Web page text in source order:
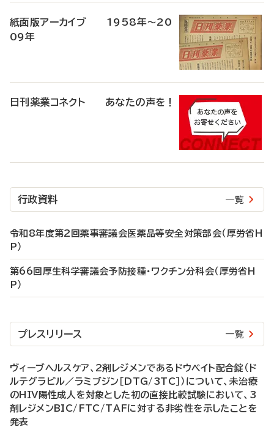
紙面版アーカイブ 1958年～20
09年
日刊薬業コネクト あなたの声を！
行政資料 一覧
令和8年度第2回薬事審議会医薬品等安全対策部会（厚労省H
P）
第66回厚生科学審議会予防接種・ワクチン分科会（厚労省H
P）
プレスリリース 一覧
ヴィーブヘルスケア、2剤レジメンであるドウベイト配合錠（ド
ルテグラビル／ラミブジン［DTG/3TC］）について、未治療
のHIV陽性成人を対象とした初の直接比較試験において、3
剤レジメンBIC/FTC/TAFに対する非劣性を示したことを
発表